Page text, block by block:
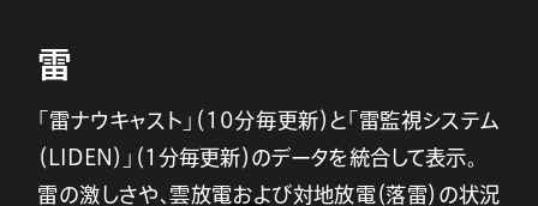
雷
「雷ナウキャスト」（10分毎更新）と「雷監視システム
（LIDEN）」（1分毎更新）のデータを統合して表示。
雷の激しさや、雲放電および対地放電（落雷）の状況